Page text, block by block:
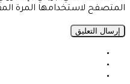
المتصفح لاستخدامها المرة